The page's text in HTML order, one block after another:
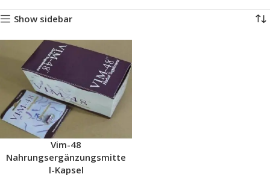
Show sidebar
Vim-48
Nahrungsergänzungsmitte
l-Kapsel